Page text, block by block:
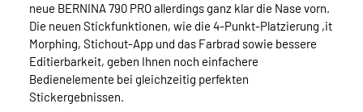
neue BERNINA 790 PRO allerdings ganz klar die Nase vorn.
Die neuen Stickfunktionen, wie die 4-Punkt-Platzierung ,it
Morphing, Stichout-App und das Farbrad sowie bessere
Editierbarkeit, geben Ihnen noch einfachere
Bedienelemente bei gleichzeitig perfekten
Stickergebnissen.